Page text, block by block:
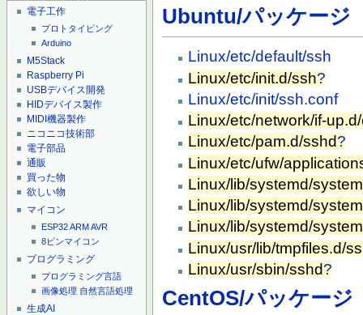
電子工作
プロトタイピング
Arduino
M5Stack
Raspberry Pi
USBデバイス開発
HIDデバイス製作
MIDI機器製作
ニコニコ技術部
電子部品
通販
買った物
欲しい物
マイコン
ESP32ARMAVR
8ピンマイコン
プログラミング
プログラミング言語
画像処理 自然言語処理
生成AI
Ubuntu/パッケージ
Linux/etc/default/ssh
Linux/etc/init.d/ssh?
Linux/etc/init/ssh.conf
Linux/etc/network/if-
Linux/etc/pam.d/sshd?
Linux/etc/ufw/
Linux/lib/systemd/
Linux/lib/systemd/
Linux/lib/systemd/
Linux/usr/lib/tmpfiles.d/
Linux/usr/sbin/sshd?
CentOS/パッケージ